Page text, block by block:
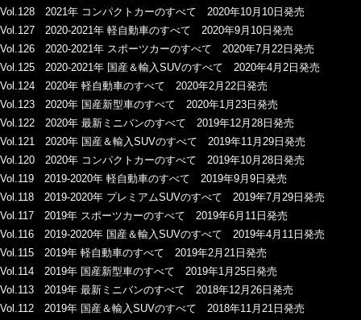
Vol.128 2021年 コンパクトカーのすべて 2020年10月10日発売
Vol.127 2020-2021年 軽自動車のすべて 2020年9月10日発売
Vol.126 2020-2021年 スポーツカーのすべて 2020年7月22日発売
Vol.125 2020-2021年 国産＆輸入SUVのすべて 2020年4月2日発売
Vol.124 2020年 軽自動車のすべて 2020年2月22日発売
Vol.123 2020年 国産新型車のすべて 2020年1月23日発売
Vol.122 2020年 最新ミニバンのすべて 2019年12月28日発売
Vol.121 2020年 国産＆輸入SUVのすべて 2019年11月29日発売
Vol.120 2020年 コンパクトカーのすべて 2019年10月28日発売
Vol.119 2019-2020年 軽自動車のすべて 2019年9月9日発売
Vol.118 2019-2020年 プレミアムSUVのすべて 2019年7月29日発売
Vol.117 2019年 スポーツカーのすべて 2019年6月11日発売
Vol.116 2019-2020年 国産＆輸入SUVのすべて 2019年4月11日発売
Vol.115 2019年 軽自動車のすべて 2019年2月21日発売
Vol.114 2019年 国産新型車のすべて 2019年1月25日発売
Vol.113 2019年 最新ミニバンのすべて 2018年12月26日発売
Vol.112 2019年 国産＆輸入SUVのすべて 2018年11月21日発売